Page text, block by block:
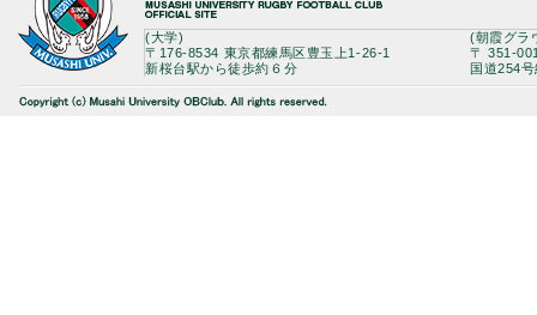
(大学)
〒176-8534 東京都練馬区豊玉上1-26-1
新桜台駅から徒歩約６分
(朝霞グラ
〒 351-
国道254